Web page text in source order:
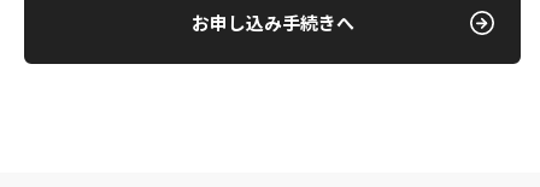
お申し込み手続きへ